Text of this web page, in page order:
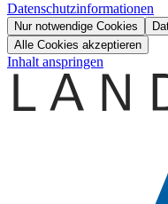
Datenschutzinformationen
Nur notwendige Cookies
Alle Cookies akzeptieren
Inhalt anspringen